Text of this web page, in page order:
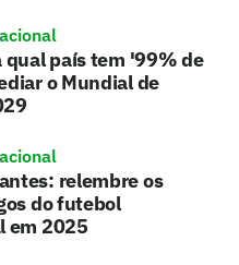
qual país tem '99% de
o Mundial de
relembre os
do futebol
em 2025